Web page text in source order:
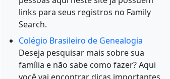
links para seus registros no Family
Search.
Colégio Brasileiro de Genealogia
Deseja pesquisar mais sobre sua
família e não sabe como fazer? Aqui